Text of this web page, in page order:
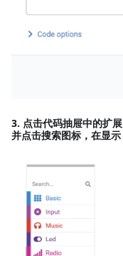
3. 点击代码抽屉中的扩展
并点击搜索图标，在显示